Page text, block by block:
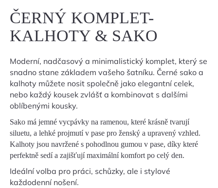
ČERNÝ KOMPLET-
KALHOTY & SAKO
Moderní, nadčasový a minimalistický komplet, který se
snadno stane základem vašeho šatníku. Černé sako a
kalhoty můžete nosit společně jako elegantní celek,
nebo každý kousek zvlášť a kombinovat s dalšími
oblíbenými kousky.
Sako má jemné vycpávky na ramenou, které krásně tvarují
siluetu, a lehké projmutí v pase pro ženský a upravený vzhled.
Kalhoty jsou navržené s pohodlnou gumou v pase, díky které
perfektně sedí a zajišťují maximální komfort po celý den.
Ideální volba pro práci, schůzky, ale i stylové
každodenní nošení.
?
HLEDAT
D
O
P
O
R
U
Č
U